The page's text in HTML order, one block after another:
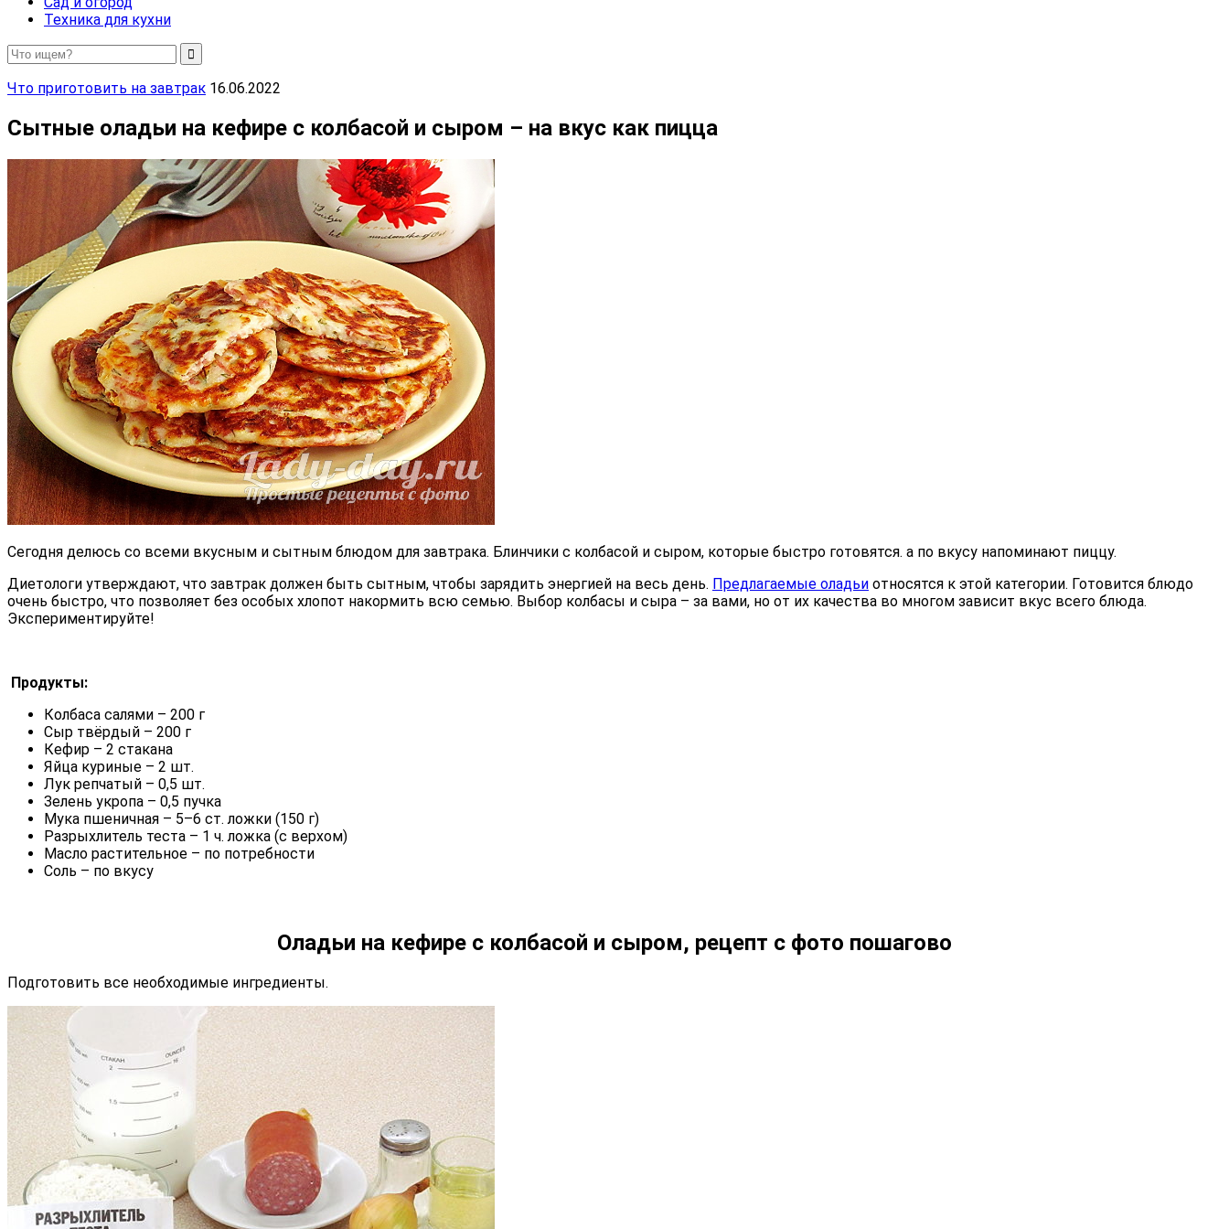
Техника для кухни
Что приготовить на завтрак 16.06.2022
Сытные оладьи на кефире с колбасой и сыром – на вкус как пицца
Сегодня делюсь со всеми вкусным и сытным блюдом для завтрака. Блинчики с колбасой и сыром, которые быстро готовятся. а по вкусу напоминают пиццу.
Диетологи утверждают, что завтрак должен быть сытным, чтобы зарядить энергией на весь день. Предлагаемые оладьи относятся к этой категории. Готовится блюдо
очень быстро, что позволяет без особых хлопот накормить всю семью. Выбор колбасы и сыра – за вами, но от их качества во многом зависит вкус всего блюда.
Экспериментируйте!
Продукты:
Колбаса салями – 200 г
Сыр твёрдый – 200 г
Кефир – 2 стакана
Яйца куриные – 2 шт.
Лук репчатый – 0,5 шт.
Зелень укропа – 0,5 пучка
Мука пшеничная – 5–6 ст. ложки (150 г)
Разрыхлитель теста – 1 ч. ложка (с верхом)
Масло растительное – по потребности
Соль – по вкусу
Оладьи на кефире с колбасой и сыром, рецепт с фото пошагово
Подготовить все необходимые ингредиенты.